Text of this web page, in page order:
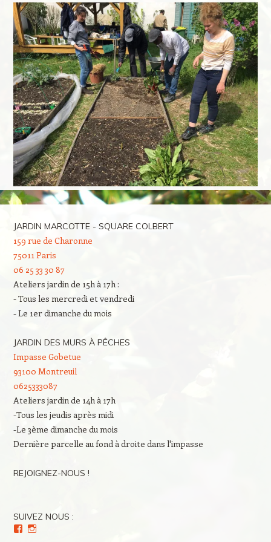
JARDIN MARCOTTE - SQUARE COLBERT
159 rue de Charonne
75011 Paris
06 25 33 30 87
Ateliers jardin de 15h à 17h :
- Tous les mercredi et vendredi
- Le 1er dimanche du mois
JARDIN DES MURS À PÊCHES
Impasse Gobetue
93100 Montreuil
0625333087
Ateliers jardin de 14h à 17h
-Tous les jeudis après midi
-Le 3ème dimanche du mois
Dernière parcelle au fond à droite dans l'impasse
REJOIGNEZ-NOUS !
SUIVEZ NOUS :
VoirVoir